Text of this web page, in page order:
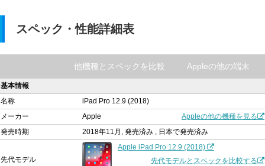
スペック・性能詳細表
Appleの他の端末
他機種とスペックを比較
基本情報
名称
iPad Pro 12.9 (2018)
メーカー
Apple
Appleの他の機種を見る
発売時期
2018年11月, 発売済み , 日本で発売済み
先代モデル
Apple iPad Pro 12.9 (2018)
先代モデルとスペックを比較する